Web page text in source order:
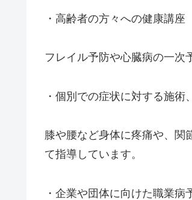
・高齢者の方々への健康講座
フレイル予防や心臓病の一次
・個別での症状に対する施術
膝や腰など身体に疼痛や、関
て指導しています。
・企業や団体に向けた職業